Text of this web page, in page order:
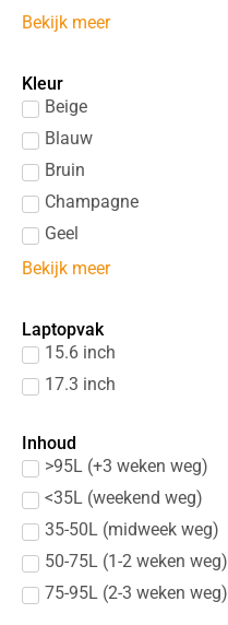
Bekijk meer
Kleur
Beige
Blauw
Bruin
Champagne
Geel
Bekijk meer
Laptopvak
15.6 inch
17.3 inch
Inhoud
>95L (+3 weken weg)
<35L (weekend weg)
35-50L (midweek weg)
50-75L (1-2 weken weg)
75-95L (2-3 weken weg)